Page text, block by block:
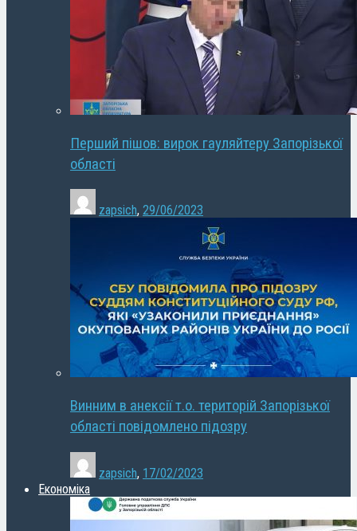
Перший пішов: вирок гауляйтеру Запорізької
області
zapsich, 29/06/2023
Винним в анексії т.о. територій Запорізької
області повідомлено підозру
zapsich, 17/02/2023
Економіка